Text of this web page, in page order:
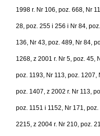
1998 r. Nr 106, poz. 668, Nr
28, poz. 255 i 256 i Nr 84,
136, Nr 43, poz. 489, Nr 84,
1268, z 2001 r. Nr 5, poz. 45,
poz. 1193, Nr 113, poz. 1207,
poz. 1407, z 2002 r. Nr 113,
poz. 1151 i 1152, Nr 171,
2215, z 2004 r. Nr 210, poz.